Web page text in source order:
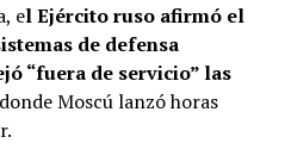
el Ejército ruso afirmó el
de defensa
“fuera de servicio” las
Moscú lanzó horas